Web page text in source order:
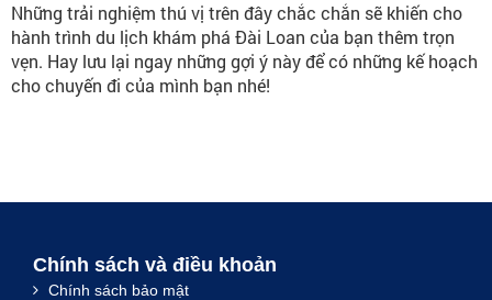
Những trải nghiệm thú vị trên đây chắc chắn sẽ khiến cho
hành trình du lịch khám phá Đài Loan của bạn thêm trọn
vẹn. Hay lưu lại ngay những gợi ý này để có những kế hoạch
cho chuyến đi của mình bạn nhé!
Chính sách và điều khoản
Chính sách bảo mật